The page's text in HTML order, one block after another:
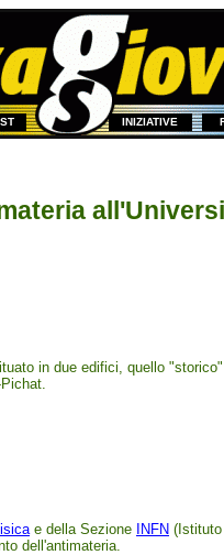
INIZIATIVE
in due edifici, quello
e della Sezione INFN (Istituto
dell'antimateria.